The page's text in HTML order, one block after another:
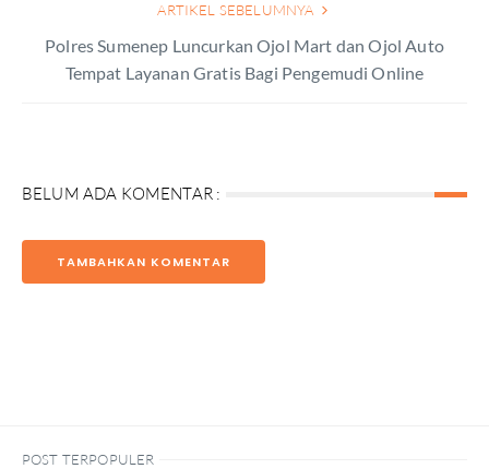
ARTIKEL SEBELUMNYA
Polres Sumenep Luncurkan Ojol Mart dan Ojol Auto
Tempat Layanan Gratis Bagi Pengemudi Online
BELUM ADA KOMENTAR :
TAMBAHKAN KOMENTAR
POST TERPOPULER